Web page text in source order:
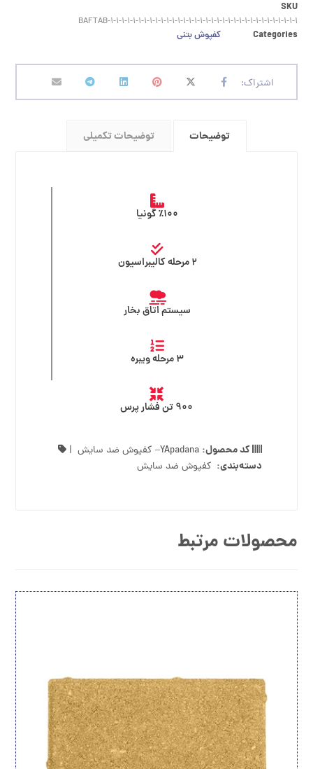
SKU
BAFTAB-۱-۱-۱-۱-۱-۱-۱-۱-۱-۱-۱-۱-۱-۱-۱-۱-۱-۱-۱-۱-۱-۱-۱-۱-۱-۱-۱-۱-۱-۱-۱-۱-۱-۱
Categories
کفپوش بتنی
توضیحات توضیحات تکمیلی
٪۱۰۰ گونیا
۲ مرحله کالیبراسیون
سیستم اتاق بخار
۳ مرحله ویبره
۹۰۰ تن فشار پرس
کد محصول: YApadana – کفپوش ضد سایش |
دسته‌بندی: کفپوش ضد سایش
محصولات مرتبط